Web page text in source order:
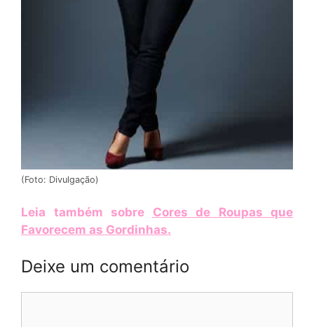
(Foto: Divulgação)
Leia também sobre Cores de Roupas que
Favorecem as Gordinhas.
Deixe um comentário